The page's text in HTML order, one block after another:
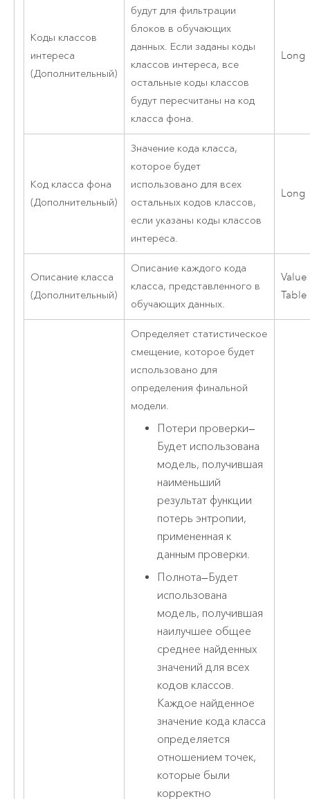
Коды классов
интереса
(Дополнительный)
будут для фильтрации
блоков в обучающих
данных. Если заданы коды
классов интереса, все
остальные коды классов
будут пересчитаны на код
класса фона.
Long
Код класса фона
(Дополнительный)
Значение кода класса,
которое будет
использовано для всех
остальных кодов классов,
если указаны коды классов
интереса.
Long
Описание класса
(Дополнительный)
Описание каждого кода
класса, представленного в
обучающих данных.
Value
Table
Определяет статистическое
смещение, которое будет
использовано для
определения финальной
модели.
Потери проверки—
Будет использована
модель, получившая
наименьший
результат функции
потерь энтропии,
примененная к
данным проверки.
Полнота—Будет
использована
модель, получившая
наилучшее общее
среднее найденных
значений для всех
кодов классов.
Каждое найденное
значение кода класса
определяется
отношением точек,
которые были
корректно